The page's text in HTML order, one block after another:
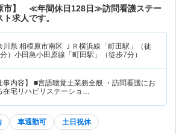
市】 ≪年間休日128日≫訪問看護ステー
求人です。
川県 相模原市南区 ＪＲ横浜線「町田駅」（徒
）小田急小田原線「町田駅」（徒歩7分）
事内容】 ■言語聴覚士業務全般 ・訪問看護にお
在宅リハビリステーショ…
車通勤可 土日祝休